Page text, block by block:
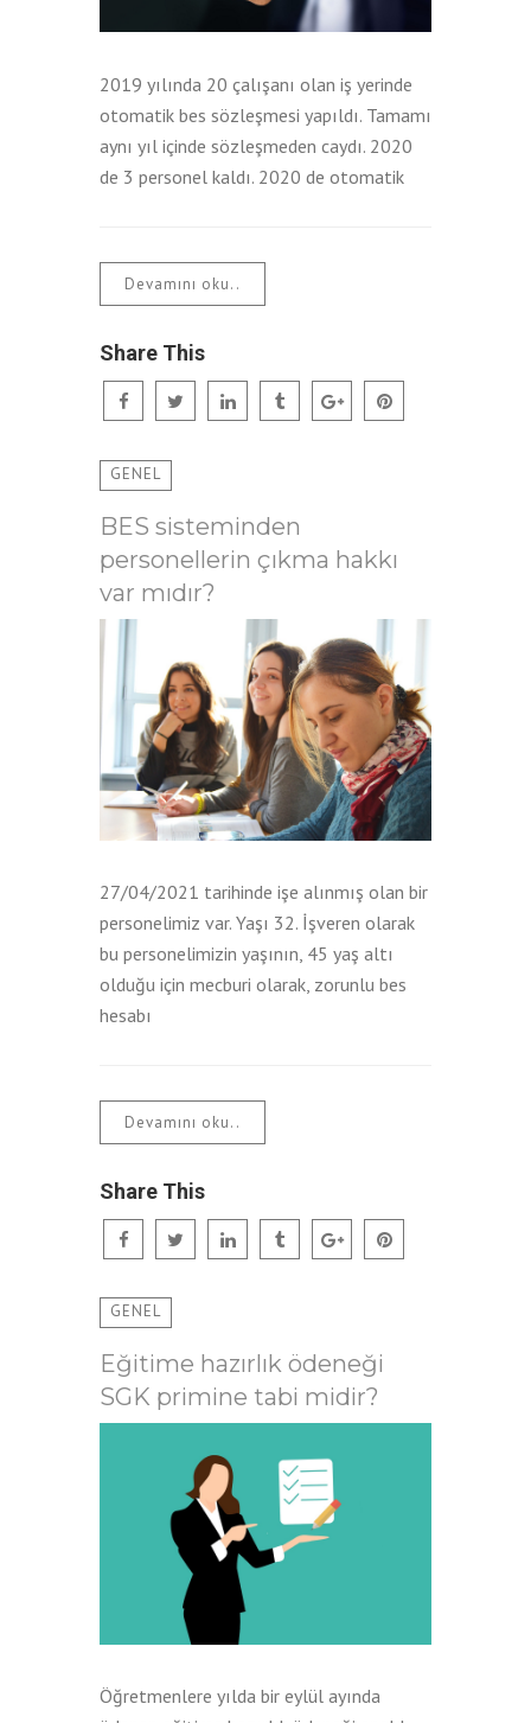
2019 yılında 20 çalışanı olan iş yerinde
otomatik bes sözleşmesi yapıldı. Tamamı
aynı yıl içinde sözleşmeden caydı. 2020
de 3 personel kaldı. 2020 de otomatik
Devamını oku..
Share This
GENEL
BES sisteminden
personellerin çıkma hakkı
var mıdır?
27/04/2021 tarihinde işe alınmış olan bir
personelimiz var. Yaşı 32. İşveren olarak
bu personelimizin yaşının, 45 yaş altı
olduğu için mecburi olarak, zorunlu bes
hesabı
Devamını oku..
Share This
GENEL
Eğitime hazırlık ödeneği
SGK primine tabi midir?
Öğretmenlere yılda bir eylül ayında